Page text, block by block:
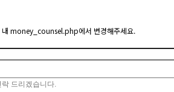
내 money_counsel.php에서 변경해주세요.